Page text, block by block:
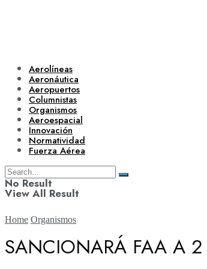
Aerolíneas
Aeronáutica
Aeropuertos
Columnistas
Organismos
Aeroespacial
Innovación
Normatividad
Fuerza Aérea
No Result
View All Result
Home Organismos
SANCIONARÁ FAA A 2